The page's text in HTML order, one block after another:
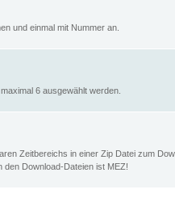
und einmal mit Nummer an.
6 ausgewählt werden.
Zeitbereichs in einer Zip Datei zum
Download-Dateien ist MEZ!